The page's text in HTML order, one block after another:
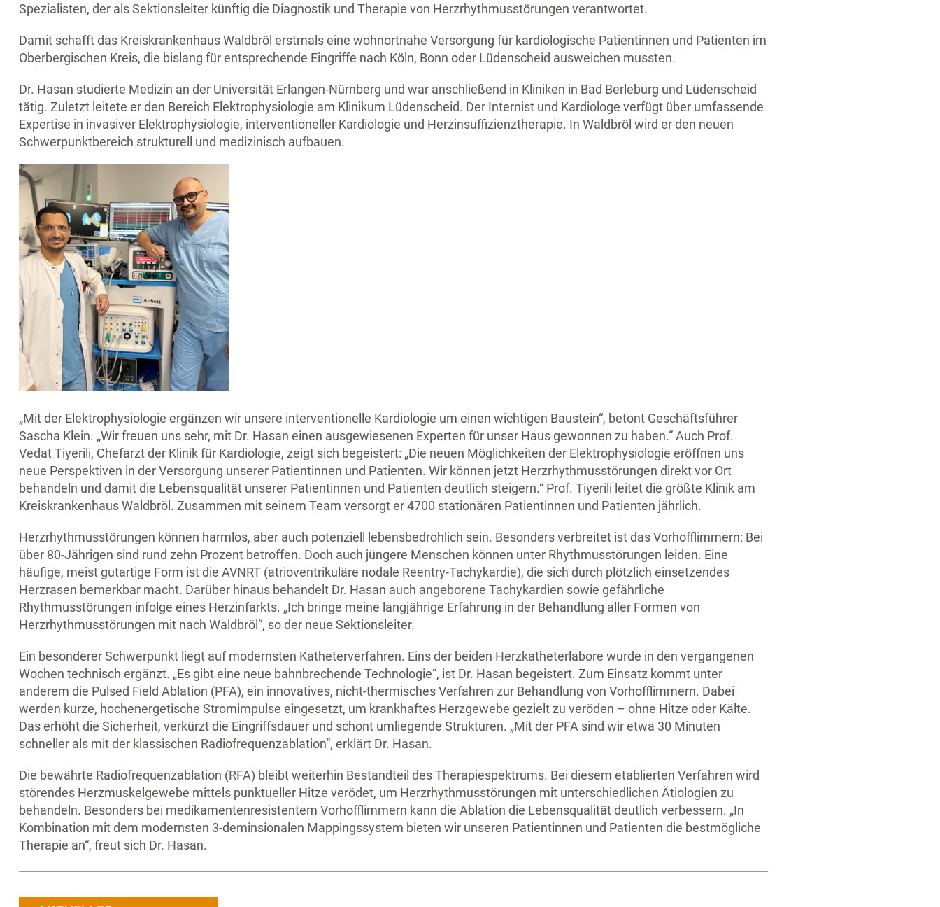
Spezialisten, der als Sektionsleiter künftig die Diagnostik und Therapie von Herzrhythmusstörungen verantwortet.
Damit schafft das Kreiskrankenhaus Waldbröl erstmals eine wohnortnahe Versorgung für kardiologische Patientinnen und Patienten im
Oberbergischen Kreis, die bislang für entsprechende Eingriffe nach Köln, Bonn oder Lüdenscheid ausweichen mussten.
Dr. Hasan studierte Medizin an der Universität Erlangen-Nürnberg und war anschließend in Kliniken in Bad Berleburg und Lüdenscheid
tätig. Zuletzt leitete er den Bereich Elektrophysiologie am Klinikum Lüdenscheid. Der Internist und Kardiologe verfügt über umfassende
Expertise in invasiver Elektrophysiologie, interventioneller Kardiologie und Herzinsuffizienztherapie. In Waldbröl wird er den neuen
Schwerpunktbereich strukturell und medizinisch aufbauen.
„Mit der Elektrophysiologie ergänzen wir unsere interventionelle Kardiologie um einen wichtigen Baustein“, betont Geschäftsführer
Sascha Klein. „Wir freuen uns sehr, mit Dr. Hasan einen ausgewiesenen Experten für unser Haus gewonnen zu haben.“ Auch Prof.
Vedat Tiyerili, Chefarzt der Klinik für Kardiologie, zeigt sich begeistert: „Die neuen Möglichkeiten der Elektrophysiologie eröffnen uns
neue Perspektiven in der Versorgung unserer Patientinnen und Patienten. Wir können jetzt Herzrhythmusstörungen direkt vor Ort
behandeln und damit die Lebensqualität unserer Patientinnen und Patienten deutlich steigern.“ Prof. Tiyerili leitet die größte Klinik am
Kreiskrankenhaus Waldbröl. Zusammen mit seinem Team versorgt er 4700 stationären Patientinnen und Patienten jährlich.
Herzrhythmusstörungen können harmlos, aber auch potenziell lebensbedrohlich sein. Besonders verbreitet ist das Vorhofflimmern: Bei
über 80-Jährigen sind rund zehn Prozent betroffen. Doch auch jüngere Menschen können unter Rhythmusstörungen leiden. Eine
häufige, meist gutartige Form ist die AVNRT (atrioventrikuläre nodale Reentry-Tachykardie), die sich durch plötzlich einsetzendes
Herzrasen bemerkbar macht. Darüber hinaus behandelt Dr. Hasan auch angeborene Tachykardien sowie gefährliche
Rhythmusstörungen infolge eines Herzinfarkts. „Ich bringe meine langjährige Erfahrung in der Behandlung aller Formen von
Herzrhythmusstörungen mit nach Waldbröl“, so der neue Sektionsleiter.
Ein besonderer Schwerpunkt liegt auf modernsten Katheterverfahren. Eins der beiden Herzkatheterlabore wurde in den vergangenen
Wochen technisch ergänzt. „Es gibt eine neue bahnbrechende Technologie“, ist Dr. Hasan begeistert. Zum Einsatz kommt unter
anderem die Pulsed Field Ablation (PFA), ein innovatives, nicht-thermisches Verfahren zur Behandlung von Vorhofflimmern. Dabei
werden kurze, hochenergetische Stromimpulse eingesetzt, um krankhaftes Herzgewebe gezielt zu veröden – ohne Hitze oder Kälte.
Das erhöht die Sicherheit, verkürzt die Eingriffsdauer und schont umliegende Strukturen. „Mit der PFA sind wir etwa 30 Minuten
schneller als mit der klassischen Radiofrequenzablation“, erklärt Dr. Hasan.
Die bewährte Radiofrequenzablation (RFA) bleibt weiterhin Bestandteil des Therapiespektrums. Bei diesem etablierten Verfahren wird
störendes Herzmuskelgewebe mittels punktueller Hitze verödet, um Herzrhythmusstörungen mit unterschiedlichen Ätiologien zu
behandeln. Besonders bei medikamentenresistentem Vorhofflimmern kann die Ablation die Lebensqualität deutlich verbessern. „In
Kombination mit dem modernsten 3-deminsionalen Mappingssystem bieten wir unseren Patientinnen und Patienten die bestmögliche
Therapie an“, freut sich Dr. Hasan.